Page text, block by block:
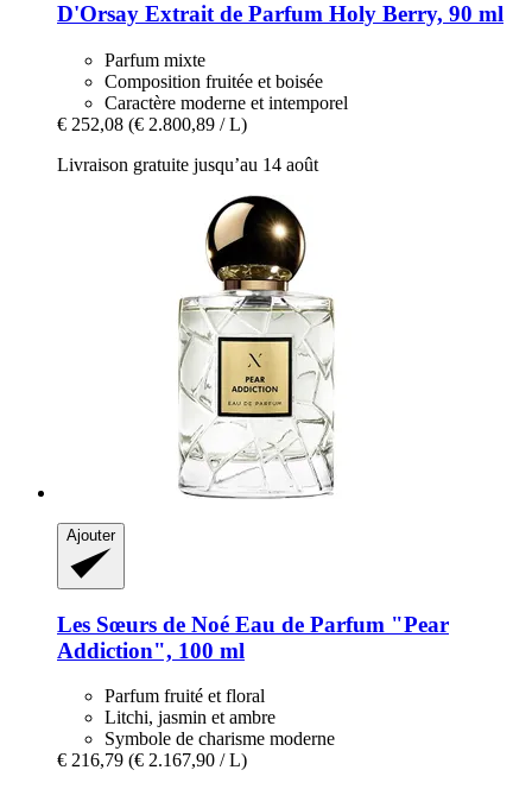
D'Orsay Extrait de Parfum Holy Berry, 90 ml
Parfum mixte
Composition fruitée et boisée
Caractère moderne et intemporel
€ 252,08 (€ 2.800,89 / L)
Livraison gratuite jusqu’au 14 août
Ajouter
Les Sœurs de Noé Eau de Parfum "Pear
Addiction", 100 ml
Parfum fruité et floral
Litchi, jasmin et ambre
Symbole de charisme moderne
€ 216,79 (€ 2.167,90 / L)